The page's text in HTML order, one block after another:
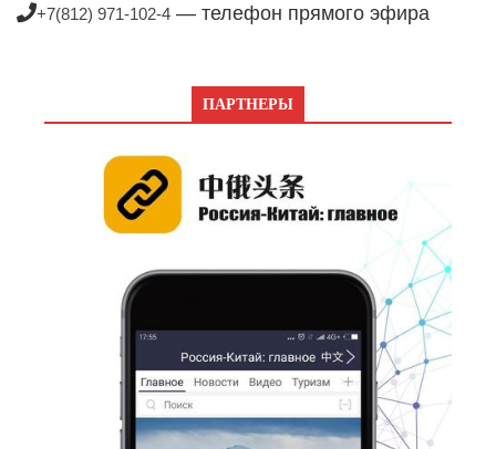
+7(812) 971-102-4 — телефон прямого эфира
ПАРТНЕРЫ